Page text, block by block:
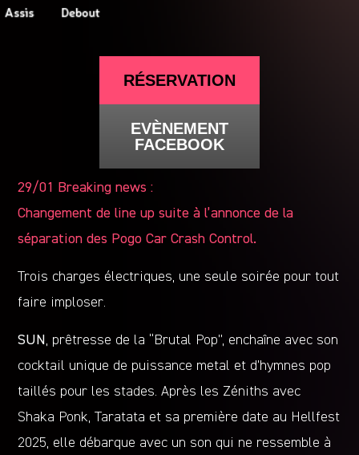
RÉSERVATION
EVÈNEMENT
FACEBOOK
29/01 Breaking news :
Changement de line up suite à l’annonce de la
séparation des Pogo Car Crash Control.
Trois charges électriques, une seule soirée pour tout
faire imploser.
SUN , prêtresse de la “Brutal Pop”, enchaîne avec son
cocktail unique de puissance metal et d’hymnes pop
taillés pour les stades. Après les Zéniths avec
Shaka Ponk, Taratata et sa première date au Hellfest
2025, elle débarque avec un son qui ne ressemble à